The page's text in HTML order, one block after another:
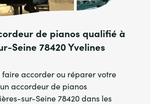
de pianos qualifié à
Seine 78420 Yvelines
faire accorder ou réparer votre
accordeur de pianos
sur-Seine 78420 dans les